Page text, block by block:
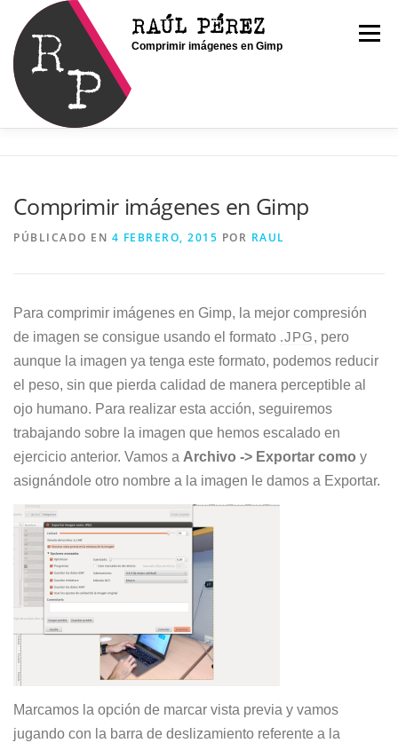
contenido
RAÚL PÉREZ
Comprimir imágenes en Gimp
Menú
Comprimir imágenes en Gimp
PÚBLICADO EN 4 FEBRERO, 2015 POR RAUL
Para comprimir imágenes en Gimp, la mejor compresión
de imagen se consigue usando el formato .JPG, pero
aunque la imagen ya tenga este formato, podemos reducir
el peso, sin que pierda calidad de manera perceptible al
ojo humano. Para realizar esta acción, seguiremos
trabajando sobre la imagen que hemos escalado en
ejercicio anterior. Vamos a Archivo -> Exportar como y
asignándole otro nombre a la imagen le damos a Exportar.
Marcamos la opción de marcar vista previa y vamos
jugando con la barra de deslizamiento referente a la